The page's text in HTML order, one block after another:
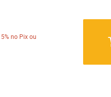
5% no Pix ou